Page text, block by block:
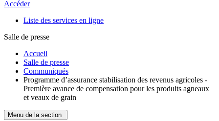
Accéder
Liste des services en ligne
Salle de presse
Accueil
Salle de presse
Communiqués
Programme d’assurance stabilisation des revenus agricoles -
Première avance de compensation pour les produits agneaux
et veaux de grain
Menu de la section